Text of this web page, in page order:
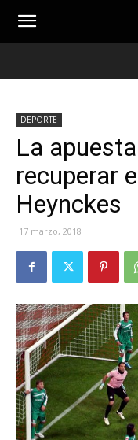
DEPORTE
La
recuperar
Heynckes
17 marzo, 2018